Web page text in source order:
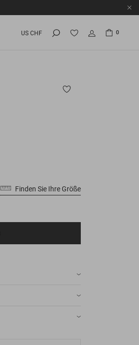
US CHF 0
Finden Sie Ihre Größe